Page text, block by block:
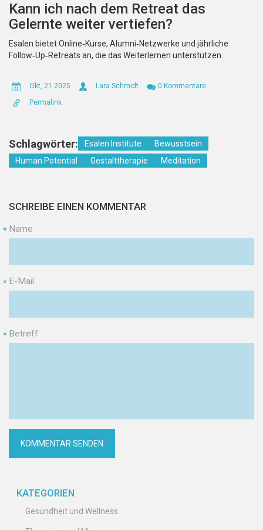
Kann ich nach dem Retreat das
Gelernte weiter vertiefen?
Esalen bietet Online‑Kurse, Alumni‑Netzwerke und jährliche
Follow‑Up‑Retreats an, die das Weiterlernen unterstützen.
Okt, 21 2025 Lara Schmidt
0 Kommentare
Permalink
Schlagwörter: Esalen Institute
Bewusstsein
Human Potential
Gestalttherapie Meditation
SCHREIBE EINEN KOMMENTAR
Name
*
E-Mail
*
Betreff
*
KATEGORIEN
Gesundheit und Wellness